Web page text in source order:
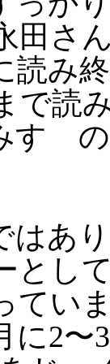
田さ
読み
で読
すゞ
あ
とし
てい
に2〜